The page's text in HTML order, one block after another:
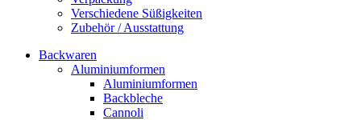
Verschiedene Süßigkeiten
Zubehör / Ausstattung
Backwaren
Aluminiumformen
Aluminiumformen
Backbleche
Cannoli